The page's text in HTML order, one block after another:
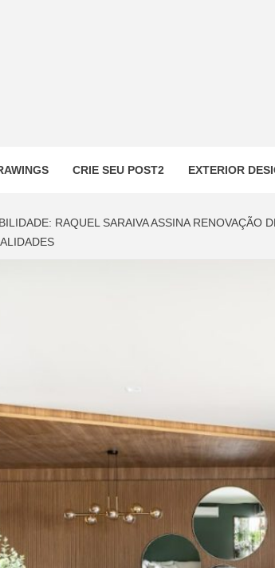
CRIE SEU POST2 EXTERIOR
RAQUEL SARAIVA ASSINA RENOVAÇÃO